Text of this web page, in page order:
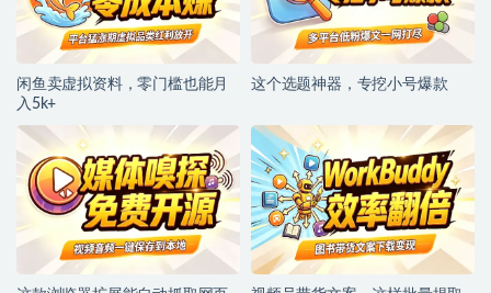
闲鱼卖虚拟资料，零门槛也能月
入5k+
这个选题神器，专挖小号爆款